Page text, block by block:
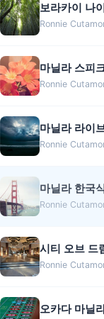
보라카이 나
Ronnie
마닐라 스피
Ronnie
마닐라 라이
Ronnie
마닐라 한국
Ronnie
시티 오브
Ronnie
오카다 마닐